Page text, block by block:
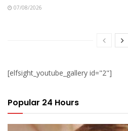
07/08/2026
[elfsight_youtube_gallery id="2"]
Popular 24 Hours